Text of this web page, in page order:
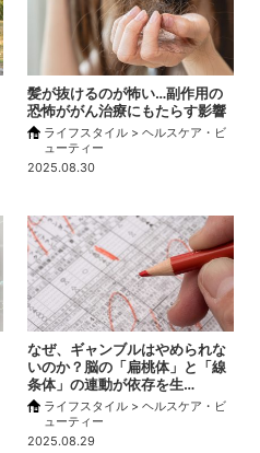
髪が抜けるのが怖い…副作用の
恐怖ががん治療にもたらす影響
ライフスタイル > ヘルスケア・ビ
ューティー
2025.08.30
なぜ、ギャンブルはやめられな
いのか？脳の「扁桃体」と「線
条体」の連動が依存を生…
ライフスタイル > ヘルスケア・ビ
ューティー
2025.08.29